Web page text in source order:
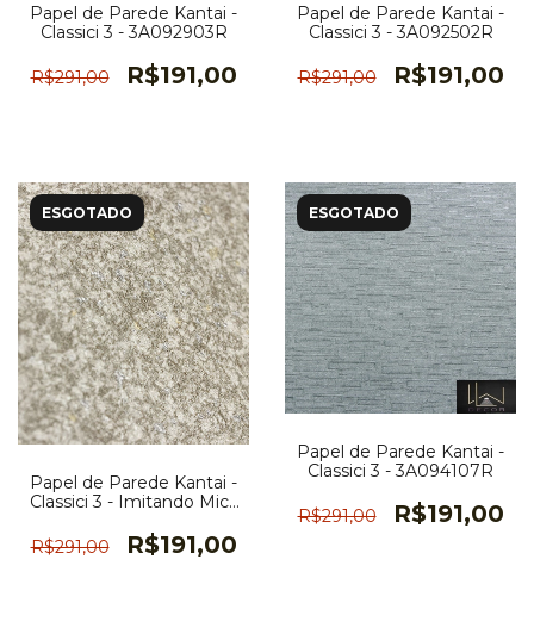
Papel de Parede Kantai -
Classici 3 - 3A092903R
R$291,00 R$191,00
Papel de Parede Kantai -
Classici 3 - 3A092502R
R$291,00 R$191,00
ESGOTADO
Papel de Parede Kantai -
Classici 3 - Imitando Mica
3A093107R
R$291,00 R$191,00
ESGOTADO
Papel de Parede Kantai -
Classici 3 - 3A094107R
R$291,00 R$191,00